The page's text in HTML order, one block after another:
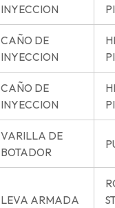
INYECCION
CAÑO DE
INYECCION
CAÑO DE
INYECCION
VARILLA DE
BOTADOR
LEVA ARMADA